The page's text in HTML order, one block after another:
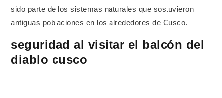
sido parte de los sistemas naturales que sostuvieron
antiguas poblaciones en los alrededores de Cusco.
seguridad al visitar el balcón del
diablo cusco